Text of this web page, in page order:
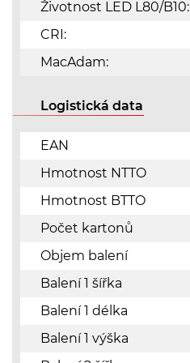
Životnost LED L80/B10:
CRI:
MacAdam:
Logistická data
EAN
Hmotnost NTTO
Hmotnost BTTO
Počet kartonů
Objem balení
Balení 1 šířka
Balení 1 délka
Balení 1 výška